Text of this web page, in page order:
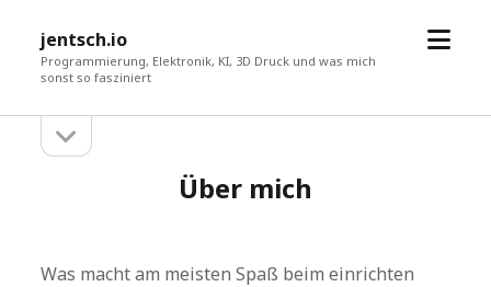
jentsch.io
Programmierung, Elektronik, KI, 3D Druck und was mich
sonst so fasziniert
Menü
Sidebaröffnen
Über mich
Was macht am meisten Spaß beim einrichten